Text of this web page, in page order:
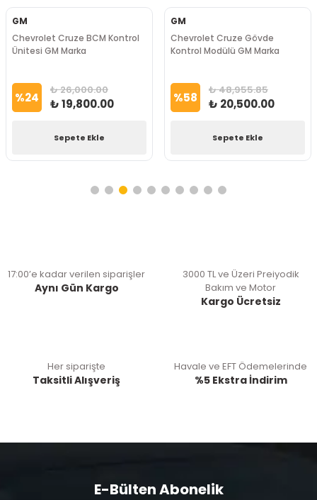
GM
Chevrolet Cruze BCM Kontrol
Ünitesi GM Marka
%24 ₺ 26,000.00
₺ 19,800.00
Sepete Ekle
GM
Chevrolet Cruze Gövde
Kontrol Modülü GM Marka
%58 ₺ 48,955.85
₺ 20,500.00
Sepete Ekle
17:00’e kadar verilen siparişler
Aynı Gün Kargo
3000 TL ve Üzeri Preiyodik
Bakım ve Motor
Kargo Ücretsiz
Her siparişte
Taksitli Alışveriş
Havale ve EFT Ödemelerinde
%5 Ekstra İndirim
E-Bülten Abonelik